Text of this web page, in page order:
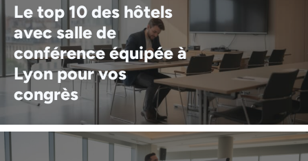
Le top 10 des hôtels
avec salle de
conférence équipée à
Lyon pour vos
congrès